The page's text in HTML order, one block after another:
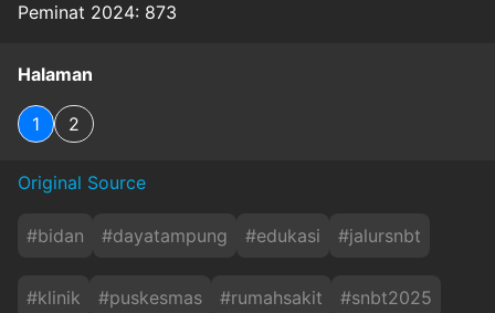
Peminat 2024: 873
Halaman
1 2
Original Source
#bidan #dayatampung #edukasi #jalursnbt
#klinik #puskesmas #rumahsakit #snbt2025